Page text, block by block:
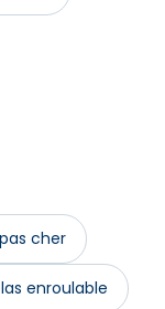
cher
enroulable